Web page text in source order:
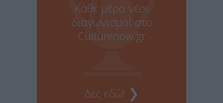
Κάθε μέρα νέοι
διαγωνισμοί στο
Culturenow.gr
Δες εδώ! ❯